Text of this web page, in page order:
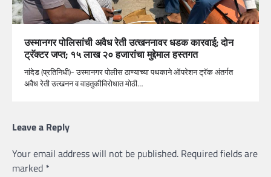
उस्मानगर पोलिसांची अवैध रेती उत्खननावर धडक कारवाई; दोन
ट्रॅक्टर जप्त; १५ लाख २० हजारांचा मुद्देमाल हस्तगत
नांदेड (प्रतिनिधी)- उस्मानगर पोलीस ठाण्याच्या पथकाने ऑपरेशन ट्रॅक अंतर्गत
अवैध रेती उत्खनन व वाहतुकीविरोधात मोठी…
Leave a Reply
Your email address will not be published. Required fields are
marked *